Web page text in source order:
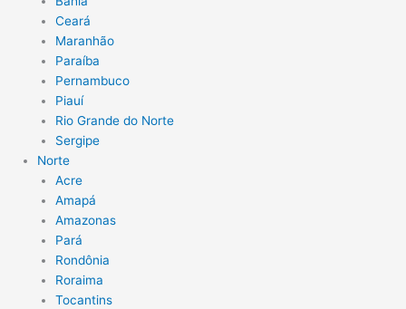
Ceará
Maranhão
Paraíba
Pernambuco
Piauí
Rio Grande do Norte
Sergipe
Norte
Acre
Amapá
Amazonas
Pará
Rondônia
Roraima
Tocantins